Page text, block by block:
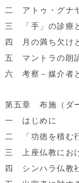
二 アトゥ・グナ
三 「手」の診療
四 月の満ち欠け
五 マントラの朗
六 考察－媒介者
第五章 布施（ダ
一 はじめに
二 「功徳を積む
三 上座仏教にお
四 シンハラ仏教